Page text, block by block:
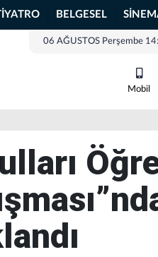
BELGESEL
06 AĞUSTOS Perşembe
Mobil